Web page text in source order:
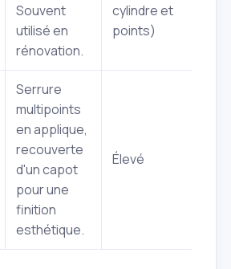
Souvent
utilisé en
rénovation.
cylindre et
points)
Serrure
multipoints
en applique,
recouverte
d'un capot
pour une
finition
esthétique.
Élevé